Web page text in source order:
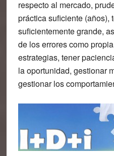
respecto al mercado,
práctica suficiente (años),
suficientemente grande,
de los errores como
estrategias, tener
la oportunidad, gestionar
gestionar los